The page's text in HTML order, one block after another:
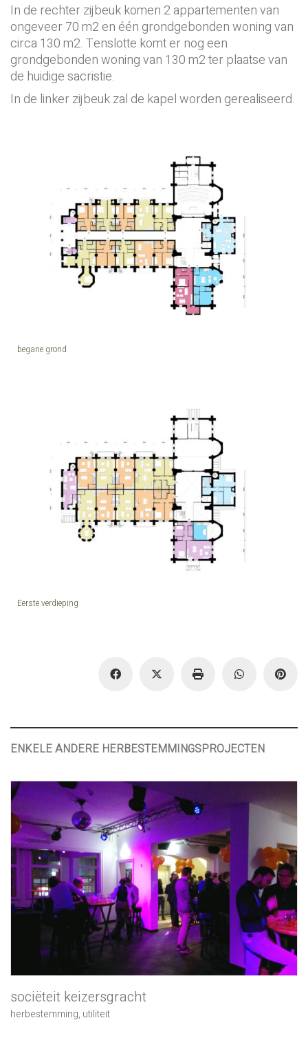
In de rechter zijbeuk komen 2 appartementen van
ongeveer 70 m2 en één grondgebonden woning van
circa 130 m2. Tenslotte komt er nog een
grondgebonden woning van 130 m2 ter plaatse van
de huidige sacristie.
In de linker zijbeuk zal de kapel worden gerealiseerd.
begane grond
Eerste verdieping
ENKELE ANDERE HERBESTEMMINGSPROJECTEN
sociëteit keizersgracht
herbestemming, utiliteit